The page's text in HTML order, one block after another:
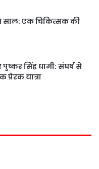
साल: एक चिकित्सक की
सिंह धामी: संघर्ष से
यात्रा